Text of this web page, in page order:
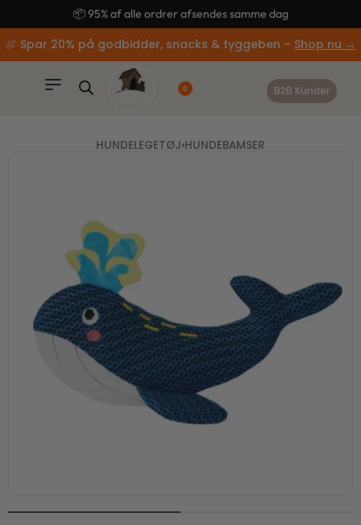
🚚 Gratis fragt ved køb over 499,-
🍖 Spar 20% på godbidder, snacks & tyggeben – Shop nu →
0 B2B Kunder
HUNDELEGETØJ›HUNDEBAMSER